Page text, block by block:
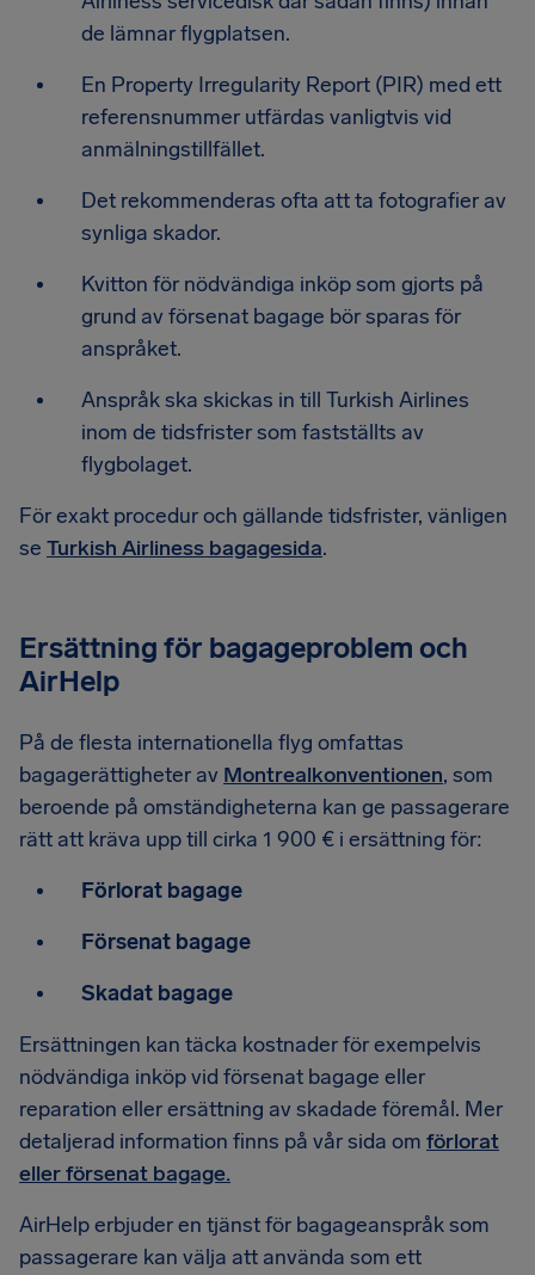
de lämnar flygplatsen.
En Property Irregularity Report (PIR) med ett
referensnummer utfärdas vanligtvis vid
anmälningstillfället.
Det rekommenderas ofta att ta fotografier av
synliga skador.
Kvitton för nödvändiga inköp som gjorts på
grund av försenat bagage bör sparas för
anspråket.
Anspråk ska skickas in till Turkish Airlines
inom de tidsfrister som fastställts av
flygbolaget.
För exakt procedur och gällande tidsfrister, vänligen
se Turkish Airliness bagagesida.
Ersättning för bagageproblem och
AirHelp
På de flesta internationella flyg omfattas
bagagerättigheter av Montrealkonventionen, som
beroende på omständigheterna kan ge passagerare
rätt att kräva upp till cirka 1 900 € i ersättning för:
Förlorat bagage
Försenat bagage
Skadat bagage
Ersättningen kan täcka kostnader för exempelvis
nödvändiga inköp vid försenat bagage eller
reparation eller ersättning av skadade föremål. Mer
detaljerad information finns på vår sida om förlorat
eller försenat bagage.
AirHelp erbjuder en tjänst för bagageanspråk som
passagerare kan välja att använda som ett